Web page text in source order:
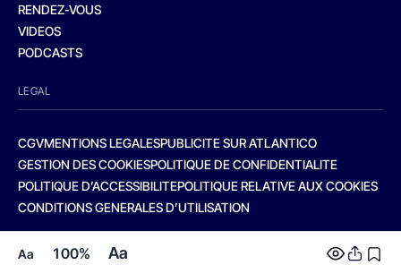
Aa 100% Aa
RENDEZ-VOUS
VIDEOS
PODCASTS
LEGAL
CGVMENTIONS LEGALESPUBLICITE SUR ATLANTICO
GESTION DES COOKIESPOLITIQUE DE CONFIDENTIALITE
POLITIQUE D’ACCESSIBILITEPOLITIQUE RELATIVE AUX COOKIES
CONDITIONS GENERALES D’UTILISATION